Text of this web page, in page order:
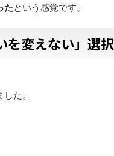
たという感覚です。
を変えない」選択
た。